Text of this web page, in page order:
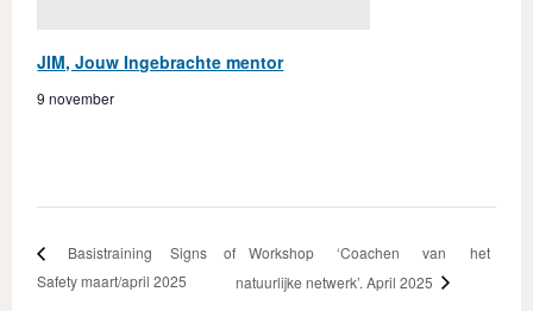
JIM, Jouw Ingebrachte mentor
9 november
Basistraining Signs of
Safety maart/april 2025
Workshop ‘Coachen van het
natuurlijke netwerk’. April 2025